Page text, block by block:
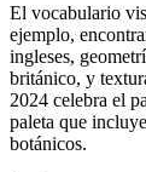
El vocabulario
ejemplo,
ingleses,
británico, y
2024 celebra el
paleta que
botánicos.